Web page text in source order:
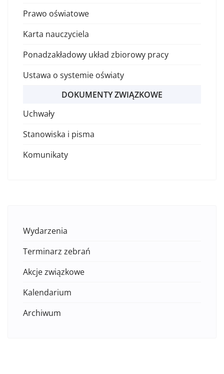
Prawo oświatowe
Karta nauczyciela
Ponadzakładowy układ zbiorowy pracy
Ustawa o systemie oświaty
DOKUMENTY ZWIĄZKOWE
Uchwały
Stanowiska i pisma
Komunikaty
Wydarzenia
Terminarz zebrań
Akcje związkowe
Kalendarium
Archiwum